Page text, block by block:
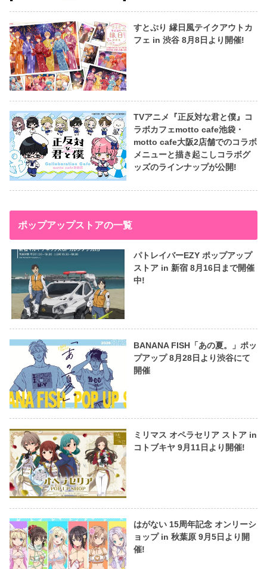
すとぷり 縁日風テイクアウトカ
フェ in 渋谷 8月8日より開催!
TVアニメ『正反対な君と僕』コ
ラボカフェmotto cafe池袋・
motto cafe大阪2店舗でのコラボ
メニューと描き起こしコラボグ
ッズのラインナップが公開!
ポップアップストアの一覧
パトレイバーEZY ポップアップ
ストア in 新宿 8月16日まで開催
中!
BANANA FISH「あの夏。」ポッ
プアップ 8月28日より渋谷にて
開催
ミリマス オペラセリア ストア in
コトブキヤ 9月11日より開催!
はがない 15周年記念 オンリーシ
ョップ in 秋葉原 9月5日より開
催!